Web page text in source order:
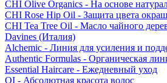
CHI Olive Organics - На основе
CHI Rose Hip Oil - Защита цвета
CHI Tea Tree Oil - Масло чайного
Davines (Италия)
Alchemic - Линия для усиления и
Authentic Formulas - Органическая
Essential Haircare - Eжедневный уход
OI - Абсолютная красота волос